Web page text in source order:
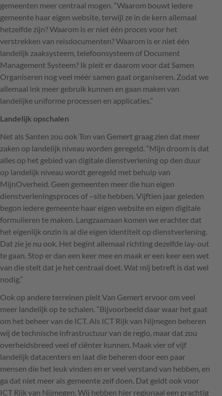
gemeenten meer centraal mogen. “Waarom bouwt iedere
gemeente haar eigen website, terwijl ze in de kern allemaal
hetzelfde zijn? Waarom is er niet één proces voor het
verstrekken van reisdocumenten? Waarom is er niet één
landelijk zaaksysteem, telefoonsysteem of Document
Management Systeem? Ik pleit er daarom voor dat Samen
Organiseren nog veel méér samen gaat organiseren. Zodat we
allemaal ink meer gebruik kunnen en gaan maken van
landelijke uniforme processen en applicaties.”
Landelijk opschalen
Net als Santen zou ook Ton van Gemert graag zien dat meer
zaken op landelijk niveau worden geregeld. “Mijn droom is dat
alles op het gebied van digitale dienstverlening op den duur
op landelijk niveau wordt geregeld met behulp van
MijnOverheid. Geen gemeenten meer die hun eigen
dienstverleningsproces of –site hebben. Vijftien jaar geleden
begon iedere gemeente haar eigen website en eigen digitale
formulieren te maken. Langzaamaan komen we erachter dat
het eigenlijk onzin is al die eigen identiteit op dienstverlening.
Dat zie je nu ook. Het begint allemaal richting dezelfde lay-out
te gaan. Stop er dan een keer mee en maak er een keer een wet
van die stelt dat je het centraal doet. Wat mij betreft is dat wel
nodig.”
Ook op andere terreinen pleit Van Gemert ervoor om veel
meer landelijk op te schalen. “Bijvoorbeeld daar waar het gaat
om het beheer van de ICT. Als ICT Rijk van Nijmegen beheren
wij de technische infrastructuur van de regio, maar dat zou
overheidsbreed veel ef ciënter kunnen. Maak vier of vijf
landelijk datacenters en laat die beheren door een paar
mensen die het leuk vinden en er veel verstand van hebben, en
ga dat niet meer als gemeente zelf doen. Dat geldt ook voor
ICT Rijk van Nijmegen. Wij hebben hier regionaal een prachtig